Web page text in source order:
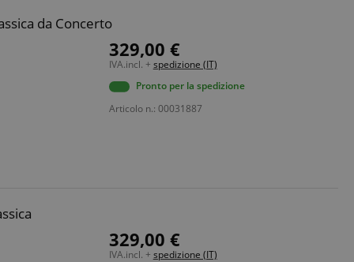
da Concerto
329,00 €
IVA.incl. + spedizione (IT)
Pronto per la spedizione
Articolo n.: 00031887
329,00 €
IVA.incl. + spedizione (IT)